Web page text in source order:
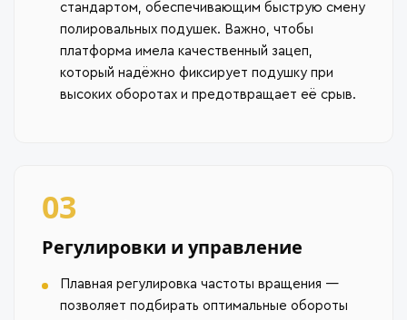
стандартом, обеспечивающим быструю смену
полировальных подушек. Важно, чтобы
платформа имела качественный зацеп,
который надёжно фиксирует подушку при
высоких оборотах и предотвращает её срыв.
03
Регулировки и управление
Плавная регулировка частоты вращения —
позволяет подбирать оптимальные обороты